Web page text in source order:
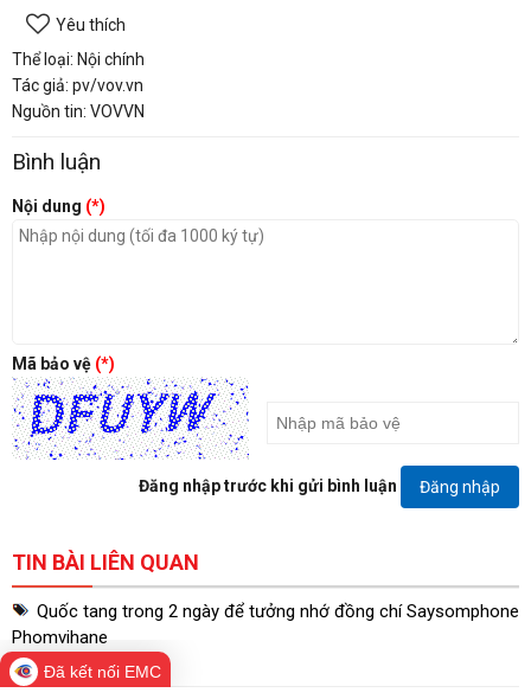
Yêu thích
Thể loại: Nội chính
Tác giả: pv/vov.vn
Nguồn tin: VOVVN
Bình luận
Nội dung (*)
Mã bảo vệ (*)
Đăng nhập trước khi gửi bình luận Đăng nhập
TIN BÀI LIÊN QUAN
Quốc tang trong 2 ngày để tưởng nhớ đồng chí Saysomphone
Phomvihane
24 phút trước
Đã kết nối EMC